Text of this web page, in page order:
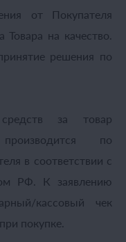
от Покупателя
Товара на качество.
решения по
за товар
по
в соответствии с
РФ. К заявлению
кассовый чек
покупке.